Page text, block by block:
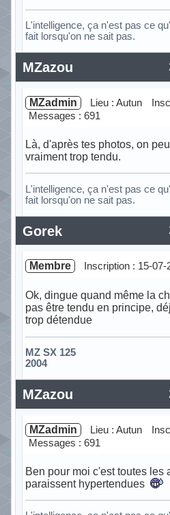
L'intelligence, ça n'est pas ce
fait lorsqu'on ne sait pas.
Hors ligne
MZazou
MZadmin Lieu : Autun
Messages : 691
Là, d'après tes photos, on
vraiment trop tendu.
L'intelligence, ça n'est pas ce
fait lorsqu'on ne sait pas.
Hors ligne
Gorek
Membre Inscription : 15-07-
Ok, dingue quand même la
pas être tendu en principe,
trop détendue
MZ SX 125
2004
Hors ligne
MZazou
MZadmin Lieu : Autun
Messages : 691
Ben pour moi c'est toutes les
paraissent hypertendues